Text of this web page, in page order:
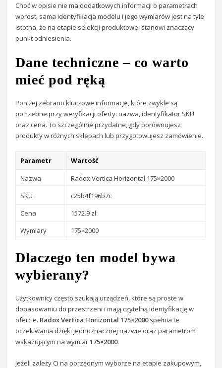
Choć w opisie nie ma dodatkowych informacji o parametrach
wprost, sama identyfikacja modelu i jego wymiarów jest na tyle
istotna, że na etapie selekcji produktowej stanowi znaczący
punkt odniesienia.
Dane techniczne – co warto
mieć pod ręką
Poniżej zebrano kluczowe informacje, które zwykle są
potrzebne przy weryfikacji oferty: nazwa, identyfikator SKU
oraz cena. To szczególnie przydatne, gdy porównujesz
produkty w różnych sklepach lub przygotowujesz zamówienie.
Parametr
Wartość
Nazwa
Radox Vertica Horizontal 175×2000
SKU
c25b4f196b7c
Cena
1572.9 zł
Wymiary
175×2000
Dlaczego ten model bywa
wybierany?
Użytkownicy często szukają urządzeń, które są proste w
dopasowaniu do przestrzeni i mają czytelną identyfikację w
ofercie. Radox Vertica Horizontal 175×2000spełnia te
oczekiwania dzięki jednoznacznej nazwie oraz parametrom
wskazującym na wymiar175×2000.
Jeżeli zależy Ci na porządnym wyborze na etapie zakupowym,